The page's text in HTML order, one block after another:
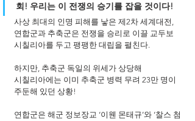
회! 우리는 이 전쟁의 승기를 잡을 것이다!
사상 최대의 인명 피해를 낳은 제2차 세계대전,
연합군과 추축군은 전쟁을 승리로 이끌 교두보
시칠리아를 두고 팽팽한 대립을 펼친다.
하지만, 추축군 독일의 위세가 상당해
시칠리아에는 이미 추축군 병력 무려 23만 명이
주둔해 있던 상황!
연합군은 해군 정보장교 ‘이웬 몬태규’와 ‘찰스 첨